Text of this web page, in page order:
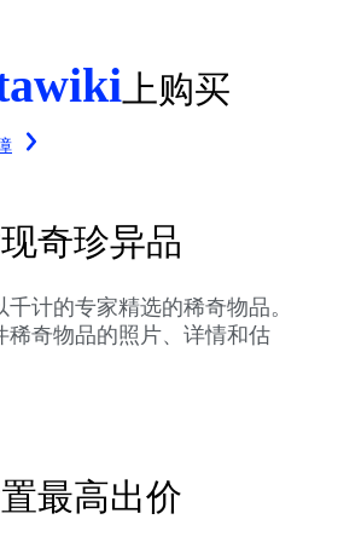
上购买
奇珍异品
千计的专家精选的稀奇物品。
稀奇物品的照片、详情和估
最高出价